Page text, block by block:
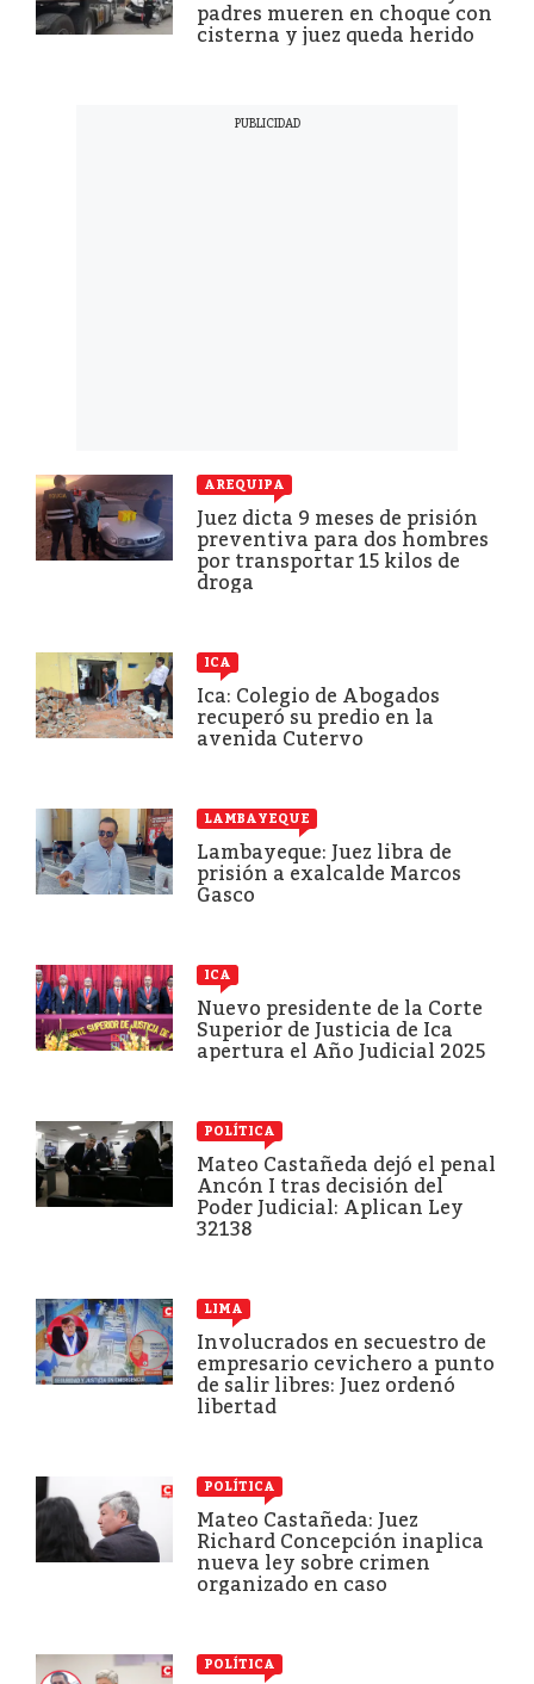
padres mueren en choque con
cisterna y juez queda herido
AREQUIPA
Juez dicta 9 meses de prisión
preventiva para dos hombres
por transportar 15 kilos de
droga
ICA
Ica: Colegio de Abogados
recuperó su predio en la
avenida Cutervo
LAMBAYEQUE
Lambayeque: Juez libra de
prisión a exalcalde Marcos
Gasco
ICA
Nuevo presidente de la Corte
Superior de Justicia de Ica
apertura el Año Judicial 2025
POLÍTICA
Mateo Castañeda dejó el penal
Ancón I tras decisión del
Poder Judicial: Aplican Ley
32138
LIMA
Involucrados en secuestro de
empresario cevichero a punto
de salir libres: Juez ordenó
libertad
POLÍTICA
Mateo Castañeda: Juez
Richard Concepción inaplica
nueva ley sobre crimen
organizado en caso
POLÍTICA